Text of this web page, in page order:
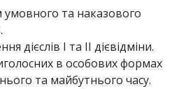
та наказового
дієслів І та II дієвідміни.
в особових формах
та майбутнього часу.